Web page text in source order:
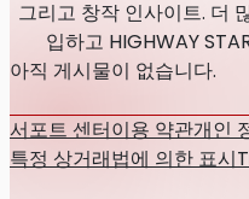
그리고 창작 인사이트. 더
입하고 HIGHWAY
아직 게시물이 없습니다.
서포트 센터이용 약관개인
특정 상거래법에 의한 표시